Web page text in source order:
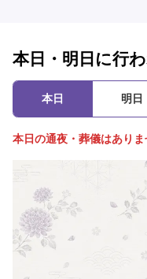
本日・明日に行
本日 明日
本日の通夜・葬儀はありま